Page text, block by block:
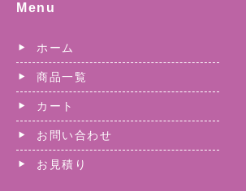
Menu
ホーム
商品一覧
カート
お問い合わせ
お見積り